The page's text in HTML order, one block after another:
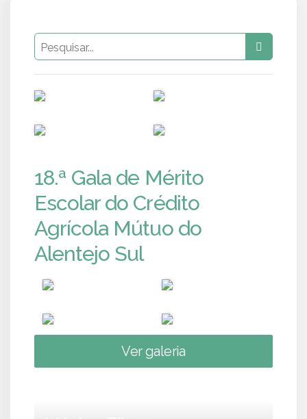
18.ª Gala de Mérito
Escolar do Crédito
Agrícola Mútuo do
Alentejo Sul
Ver galeria